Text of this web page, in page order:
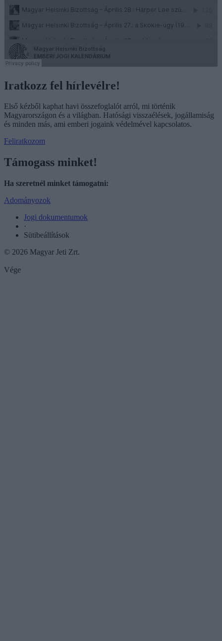
Iratkozz fel hírlevélre!
Első kézből kaphat havi összefoglalót arról, mi történik
Magyarországon és a világban. Hatósági visszaélések, jogállamiság
és minden más, ami emberi jogaink védelmével kapcsolatos.
Feliratkozom
Támogass minket!
Ha szeretnél minket támogatni:
Adományozok
Jogi dokumentumok
·
Sütibeállítások
© 2026 Magyar Jeti Zrt.
Vége